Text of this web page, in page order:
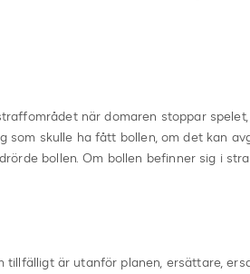
när domaren stoppar
skulle ha fått bollen, om det kan
bollen. Om bollen befinner sig i
tillfälligt är utanför planen, ersättare,